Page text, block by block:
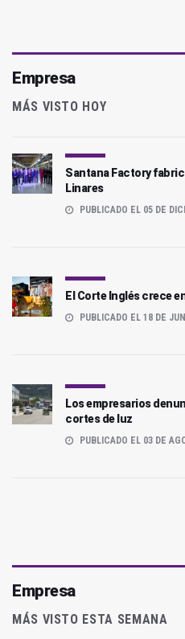
Empresa
MÁS VISTO HOY
Santana Factory
Linares
PUBLICADO EL 05 DE
El Corte Inglés crece
PUBLICADO EL 18 DE
Los empresarios
cortes de luz
PUBLICADO EL 03 DE
Empresa
MÁS VISTO ESTA SEMANA